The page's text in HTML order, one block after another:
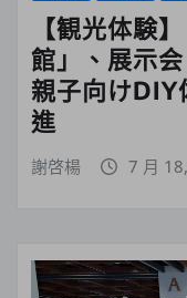
【観光体験
館」、展示
親子向けDIY
進
謝啓楊 7 月